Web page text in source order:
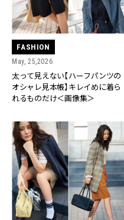
FASHION
May, 25,2026
太って見えない【ハーフパンツの
オシャレ見本帳】キレイめに着ら
れるものだけ＜画像集＞